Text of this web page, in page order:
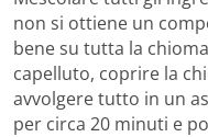
non si ottiene un
bene su tutta la
capelluto, coprire la
avvolgere tutto in un
per circa 20 minuti e